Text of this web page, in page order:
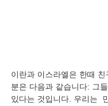
이란과 이스라엘은 한때
분은 다음과 같습니다: 그
있다는 것입니다. 우리는